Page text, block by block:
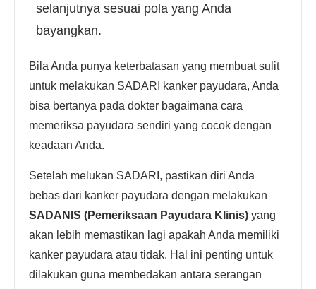
selanjutnya sesuai pola yang Anda
bayangkan.
Bila Anda punya keterbatasan yang membuat sulit
untuk melakukan SADARI kanker payudara, Anda
bisa bertanya pada dokter bagaimana cara
memeriksa payudara sendiri yang cocok dengan
keadaan Anda.
Setelah melukan SADARI, pastikan diri Anda
bebas dari kanker payudara dengan melakukan
SADANIS (Pemeriksaan Payudara Klinis) yang
akan lebih memastikan lagi apakah Anda memiliki
kanker payudara atau tidak. Hal ini penting untuk
dilakukan guna membedakan antara serangan